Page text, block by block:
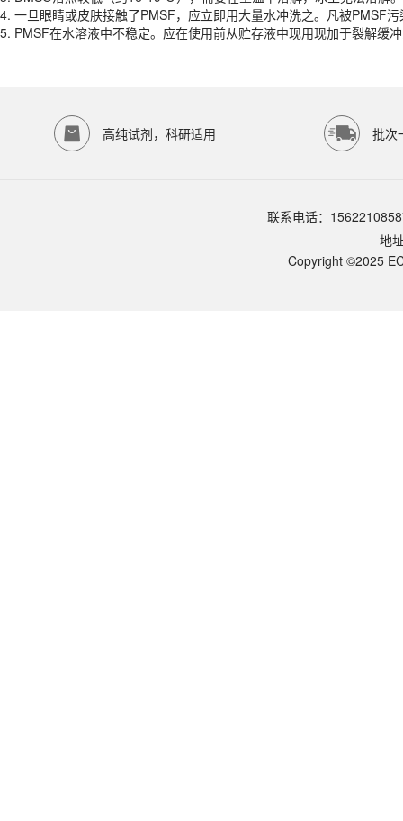
货期
1-2天
规格
10ml
-20℃避光密封存储
参照产品说明书中的保存条件。一般生物科研试剂建议在2-8℃或-
SCIENTIFIC常规库存产品一般1-3个工作日内发货。如遇缺
4. 一旦眼睛或皮肤接触了PMSF，应立即用大量水冲洗之。凡被PMSF
5. PMSF在水溶液中不稳定。应在使用前从贮存液中现用现加于裂解缓
高纯试剂，科研适用 批次
联系电话：
地
Copyright ©2025